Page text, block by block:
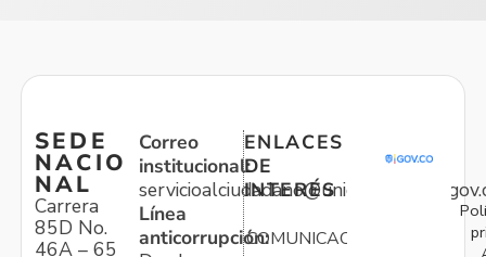
SEDE
NACIO
NAL
Carrera
85D No.
46A – 65
Correo
institucional:
Línea
anticorrupción:
ENLACES
DE
INTERÉS
COMUNICACIONES